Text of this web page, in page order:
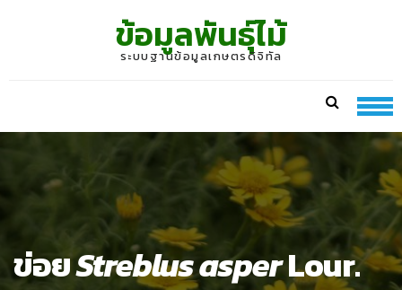
ข้อมูลพันธุ์ไม้
ระบบฐานข้อมูลเกษตรดิจิทัล
ข่อยStreblus asperLour.